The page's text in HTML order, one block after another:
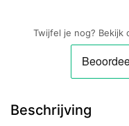
Twijfel je nog? Bekijk
Beschrijving